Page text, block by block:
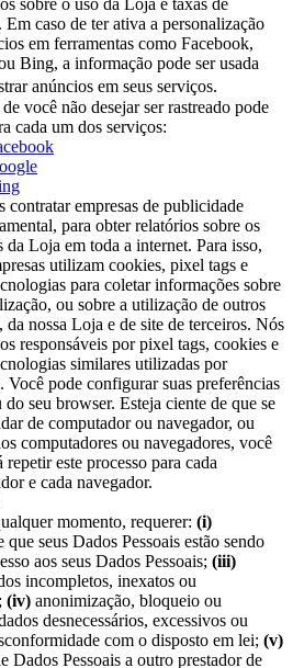
Em caso de ter ativa a personalização
em ferramentas como Facebook,
Bing, a informação pode ser usada
anúncios em seus serviços.
você não desejar ser rastreado pode
cada um dos serviços:
contratar empresas de publicidade
para obter relatórios sobre os
da Loja em toda a internet. Para isso,
utilizam cookies, pixel tags e
para coletar informações sobre
ou sobre a utilização de outros
da nossa Loja e de site de terceiros. Nós
responsáveis por pixel tags, cookies e
similares utilizadas por
Você pode configurar suas preferências
do seu browser. Esteja ciente de que se
de computador ou navegador, ou
computadores ou navegadores, você
repetir este processo para cada
e cada navegador.
momento, requerer: (i)
seus Dados Pessoais estão sendo
aos seus Dados Pessoais; (iii)
incompletos, inexatos ou
(iv) anonimização, bloqueio ou
desnecessários, excessivos ou
com o disposto em lei; (v)
Dados Pessoais a outro prestador de